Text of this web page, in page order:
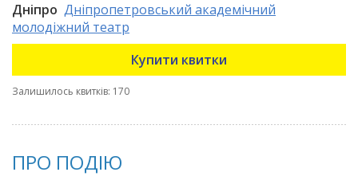
Дніпро Дніпропетровський академічний
молодіжний театр
Купити квитки
Залишилось квитків: 170
ПРО ПОДІЮ